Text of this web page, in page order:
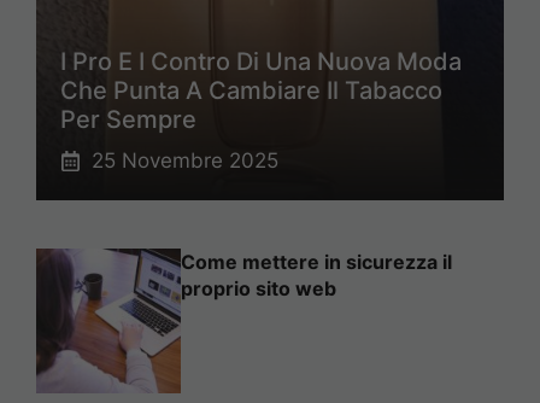
I Pro E I Contro Di Una Nuova Moda
Che Punta A Cambiare Il Tabacco
Per Sempre
25 Novembre 2025
Come mettere in sicurezza il
proprio sito web